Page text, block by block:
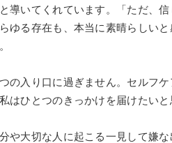
導いてくれています。「ただ、
ゆる存在も、本当に素晴らしいと
の入り口に過ぎません。セルフ
はひとつのきっかけを届けたいと
大切な人に起こる一見して嫌な